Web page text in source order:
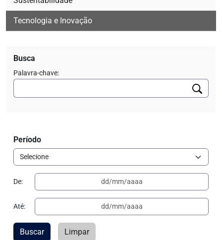
Tecnologia e Inovação
Busca
Palavra-chave:
Período
De:
Até:
Buscar Limpar